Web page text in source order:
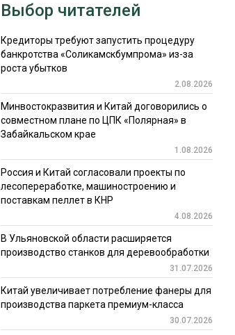
Выбор читателей
Кредиторы требуют запустить процедуру
банкротства «Соликамскбумпрома» из-за
роста убытков
2.08.2026
Минвостокразвития и Китай договорились о
совместном плане по ЦПК «Полярная» в
Забайкальском крае
1.08.2026
Россия и Китай согласовали проекты по
лесопереработке, машиностроению и
поставкам пеллет в КНР
4.08.2026
В Ульяновской области расширяется
производство станков для деревообработки
31.07.2026
Китай увеличивает потребление фанеры для
производства паркета премиум-класса
30.07.2026